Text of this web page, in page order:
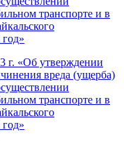
транспорте и в
г. «Об утверждении
вреда (ущерба)
транспорте и в